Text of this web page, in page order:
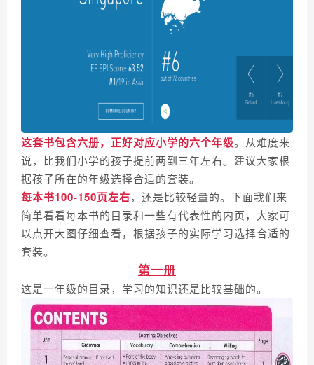
这套书包含六册，正好对应小学的六个年级。从难度来
说，比我们小学的孩子提前两到三年左右。建议大家根
据孩子所在的年级选择合适的套装。
每本书100-150页左右，还是比较轻量的。下面我们来
简单看看每本书的目录和一些有代表性的内页，大家可
以点开大图仔细查看，根据孩子的实际学习选择合适的
套装。
第一册
这是一年级的目录，学习的知识还是比较基础的。